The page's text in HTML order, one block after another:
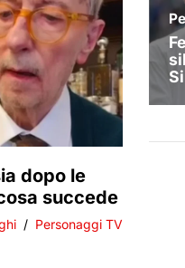
dopo le
succede
Personaggi TV